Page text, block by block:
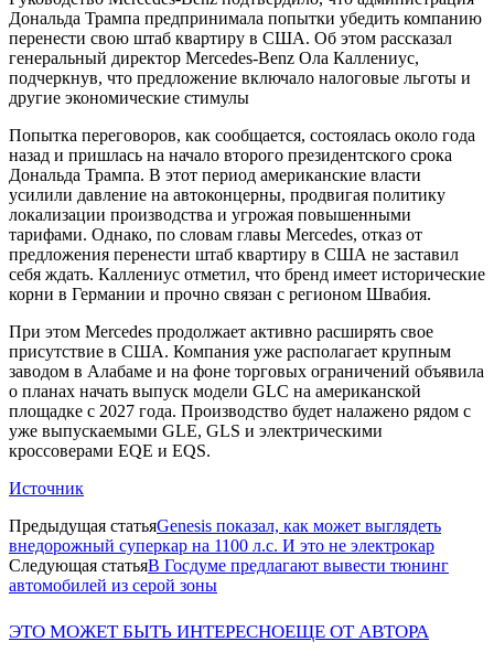
Дональда Трампа предпринимала попытки убедить компанию
перенести свою штаб квартиру в США. Об этом рассказал
генеральный директор Mercedes-Benz Ола Каллениус,
подчеркнув, что предложение включало налоговые льготы и
другие экономические стимулы
Попытка переговоров, как сообщается, состоялась около года
назад и пришлась на начало второго президентского срока
Дональда Трампа. В этот период американские власти
усилили давление на автоконцерны, продвигая политику
локализации производства и угрожая повышенными
тарифами. Однако, по словам главы Mercedes, отказ от
предложения перенести штаб квартиру в США не заставил
себя ждать. Каллениус отметил, что бренд имеет исторические
корни в Германии и прочно связан с регионом Швабия.
При этом Mercedes продолжает активно расширять свое
присутствие в США. Компания уже располагает крупным
заводом в Алабаме и на фоне торговых ограничений объявила
о планах начать выпуск модели GLC на американской
площадке с 2027 года. Производство будет налажено рядом с
уже выпускаемыми GLE, GLS и электрическими
кроссоверами EQE и EQS.
Источник
Предыдущая статьяGenesis показал, как может выглядеть
внедорожный суперкар на 1100 л.с. И это не электрокар
Следующая статьяВ Госдуме предлагают вывести тюнинг
автомобилей из серой зоны
ЭТО МОЖЕТ БЫТЬ ИНТЕРЕСНОЕЩЕ ОТ АВТОРА